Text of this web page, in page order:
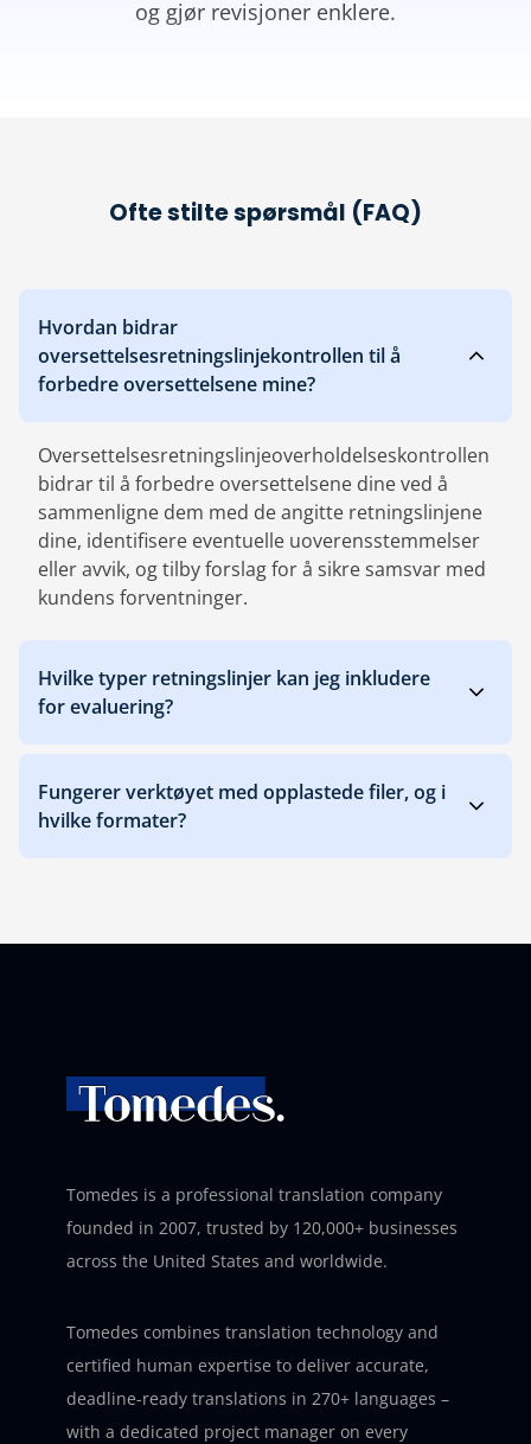
og gjør revisjoner enklere.
Ofte stilte spørsmål (FAQ)
Hvordan bidrar
oversettelsesretningslinjekontrollen til å
forbedre oversettelsene mine?
Oversettelsesretningslinjeoverholdelseskontrollen
bidrar til å forbedre oversettelsene dine ved å
sammenligne dem med de angitte retningslinjene
dine, identifisere eventuelle uoverensstemmelser
eller avvik, og tilby forslag for å sikre samsvar med
kundens forventninger.
Hvilke typer retningslinjer kan jeg inkludere
for evaluering?
Fungerer verktøyet med opplastede filer, og i
hvilke formater?
Tomedes is a professional translation company
founded in 2007, trusted by 120,000+ businesses
across the United States and worldwide.
Tomedes combines translation technology and
certified human expertise to deliver accurate,
deadline-ready translations in 270+ languages –
with a dedicated project manager on every